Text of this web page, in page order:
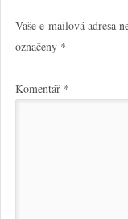
Vaše e-mailová adresa
označeny *
Komentář *